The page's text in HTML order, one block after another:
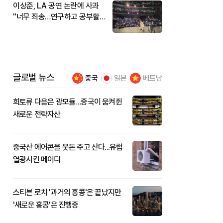
이상준, LA 공연 논란에 사과
"너무 죄송…연구하고 공부할
글로벌 뉴스 중국 일본 베트남
희토류 다음은 광모듈…중국이 움켜쥔
새로운 전략자산
중국산 에어콘을 웃돈 주고 산다...유럽
열광시킨 메이디
스티븐 로치 '과거의 홍콩'은 끝났지만
'새로운 홍콩'은 진행중